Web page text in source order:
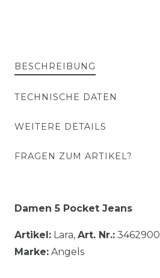
BESCHREIBUNG
TECHNISCHE DATEN
WEITERE DETAILS
FRAGEN ZUM ARTIKEL?
Damen 5 Pocket Jeans
Artikel: Lara, Art. Nr.: 3462900
Marke: Angels